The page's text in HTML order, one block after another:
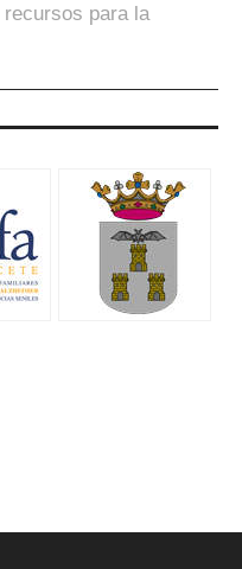
recursos para la